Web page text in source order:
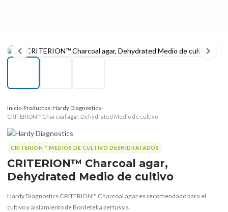
Inicio›Productos›Hardy Diagnostics›
CRITERION™ Charcoal agar, Dehydrated Medio de cultivo
CRITERION™ MEDIOS DE CULTIVO DESHIDRATADOS
CRITERION™ Charcoal agar,
Dehydrated Medio de cultivo
Hardy Diagnostics CRITERION™ Charcoal agar es recomendado para el
cultivo y aislamiento de Bordetella pertussis.